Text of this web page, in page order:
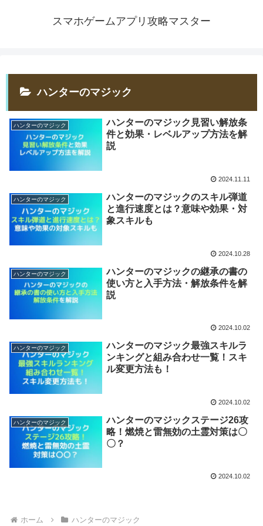
スマホゲームアプリ攻略マスター
ハンターのマジック
ハンターのマジック
ハンターのマジック見習い解放条
件と効果・レベルアップ方法を解
説
2024.11.11
ハンターのマジック
ハンターのマジックのスキル弾道
と進行速度とは？意味や効果・対
象スキルも
2024.10.28
ハンターのマジック
ハンターのマジックの継承の書の
使い方と入手方法・解放条件を解
説
2024.10.02
ハンターのマジック
ハンターのマジック最強スキルラ
ンキングと組み合わせ一覧！スキ
ル変更方法も！
2024.10.02
ハンターのマジック
ハンターのマジックステージ26攻
略！燃焼と雷無効の土霊対策は〇
〇？
2024.10.02
ホーム ハンターのマジック